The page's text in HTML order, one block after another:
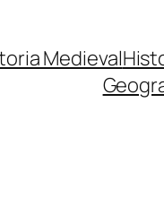
Medieval